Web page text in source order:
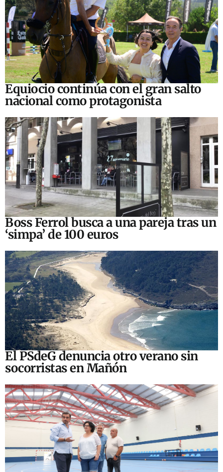
Equiocio continúa con el gran salto
nacional como protagonista
Boss Ferrol busca a una pareja tras un
‘simpa’ de 100 euros
El PSdeG denuncia otro verano sin
socorristas en Mañón